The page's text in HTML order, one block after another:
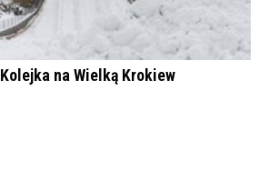
Kolejka na Wielką Krokiew